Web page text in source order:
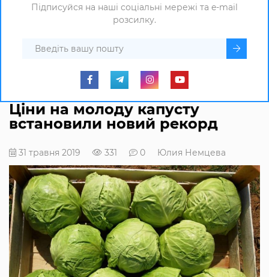
Підписуйся на наші соціальні мережі та e-mail
розсилку.
Ціни на молоду капусту
встановили новий рекорд
31 травня 2019 331 0 Юлия Немцева